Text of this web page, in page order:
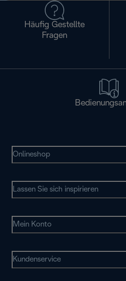
Häufig Gestellte
Fragen
Onlineshop
Lassen Sie sich inspirieren
Mein Konto
Kundenservice